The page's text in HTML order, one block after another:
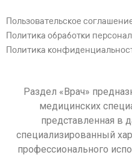
Пользовательское
Политика обработки
Политика
Раздел «Врач»
медицинских
представленная в
специализированный
профессионального